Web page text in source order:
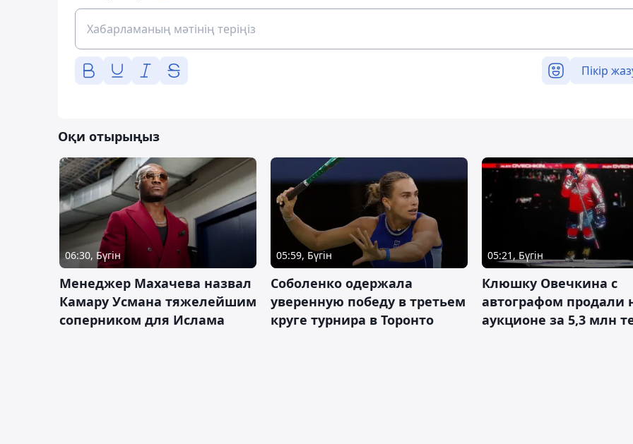
Пікір
Оқи отырыңыз
06:30, Бүгін
Менеджер Махачева назвал
Камару Усмана тяжелейшим
соперником для Ислама
05:59, Бүгін
Соболенко одержала
уверенную победу в третьем
круге турнира в Торонто
05:21, Бүгін
Клюшку Овечкина с
автографом продали
аукционе за 5,3 млн